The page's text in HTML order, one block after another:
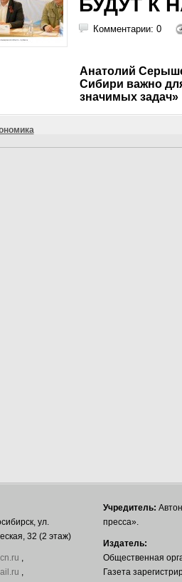
БУДУТ К
Комментарии: 0
Анатолий
Сибири важно
значимых задач»
ул.
32 (2 этаж)
,
,
Учредитель:
пресса».
Издатель:
Общественная
Газета